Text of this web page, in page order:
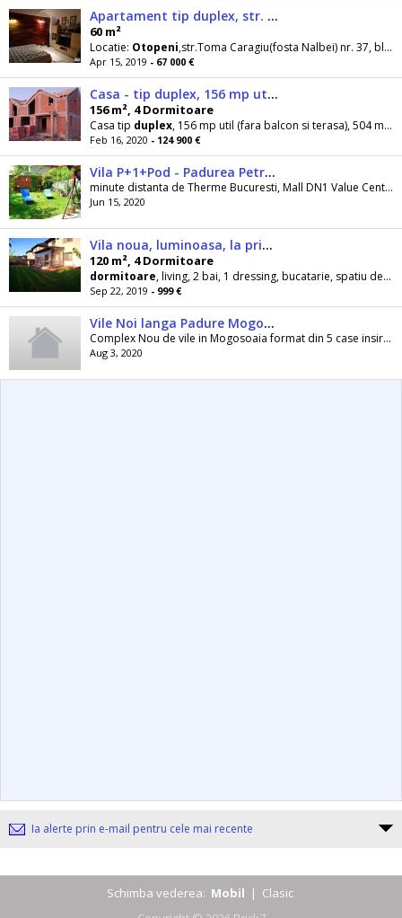
Apartament tip duplex, str. Nalbei
60 m²
Locatie: Otopeni,str.Toma Caragiu(fosta Nalbei) nr. 37, bl. 1, sc.1, ap. 11Vand apartament
Apr 15, 2019 - 67 000 €
Casa - tip duplex, 156 mp util, 504 mp teren
156 m², 4 Dormitoare
Casa tip duplex, 156 mp util (fara balcon si terasa), 504 mp teren 12-15 minute Mobexpert Pipera
Feb 16, 2020 - 124 900 €
Vila P+1+Pod - Padurea Petresti
minute distanta de Therme Bucuresti, Mall DN1 Value Center, Aeroportul
Jun 15, 2020
Vila noua, luminoasa, la prima inchiriere - padure
120 m², 4 Dormitoare
dormitoare, living, 2 bai, 1 dressing, bucatarie, spatiu de depozitare, beci si terasa construita, vila
Sep 22, 2019 - 999 €
Vile Noi langa Padure Mogosoaia - Pozitie Excelenta!
Complex Nou de vile in Mogosoaia format din 5 case insiruite si 2 case in
Aug 3, 2020
Ia alerte prin e-mail pentru cele mai recente
Schimba vederea: Mobil | Clasic